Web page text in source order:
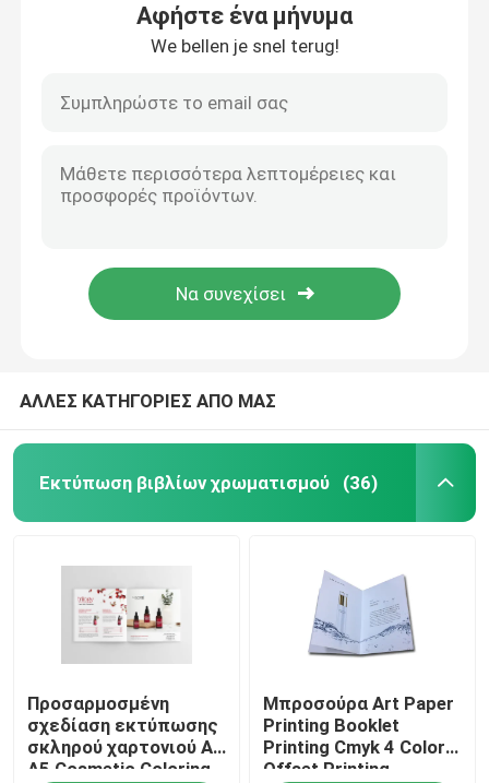
Σπίτι
Προϊόντα
Βίντεο
Αφήστε ένα μήνυμα
We bellen je snel terug!
ΑΛΛΕΣ ΚΑΤΗΓΟΡΙΕΣ ΑΠΟ ΜΑΣ
Εκτύπωση βιβλίων χρωματισμού (36)
Προσαρμοσμένη
σχεδίαση εκτύπωσης
σκληρού χαρτονιού A4
A5 Cosmetic Coloring
Μπροσούρα Art Paper
Printing Booklet
Printing Cmyk 4 Color
Offset Printing